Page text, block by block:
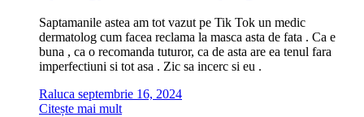
Saptamanile astea am tot vazut pe Tik Tok un medic
dermatolog cum facea reclama la masca asta de fata . Ca e
buna , ca o recomanda tuturor, ca de asta are ea tenul fara
imperfectiuni si tot asa . Zic sa incerc si eu .
Raluca septembrie 16, 2024
Citește mai mult